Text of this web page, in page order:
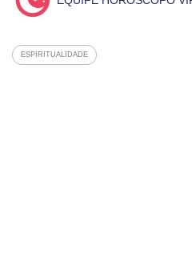
ESPIRITUALIDADE